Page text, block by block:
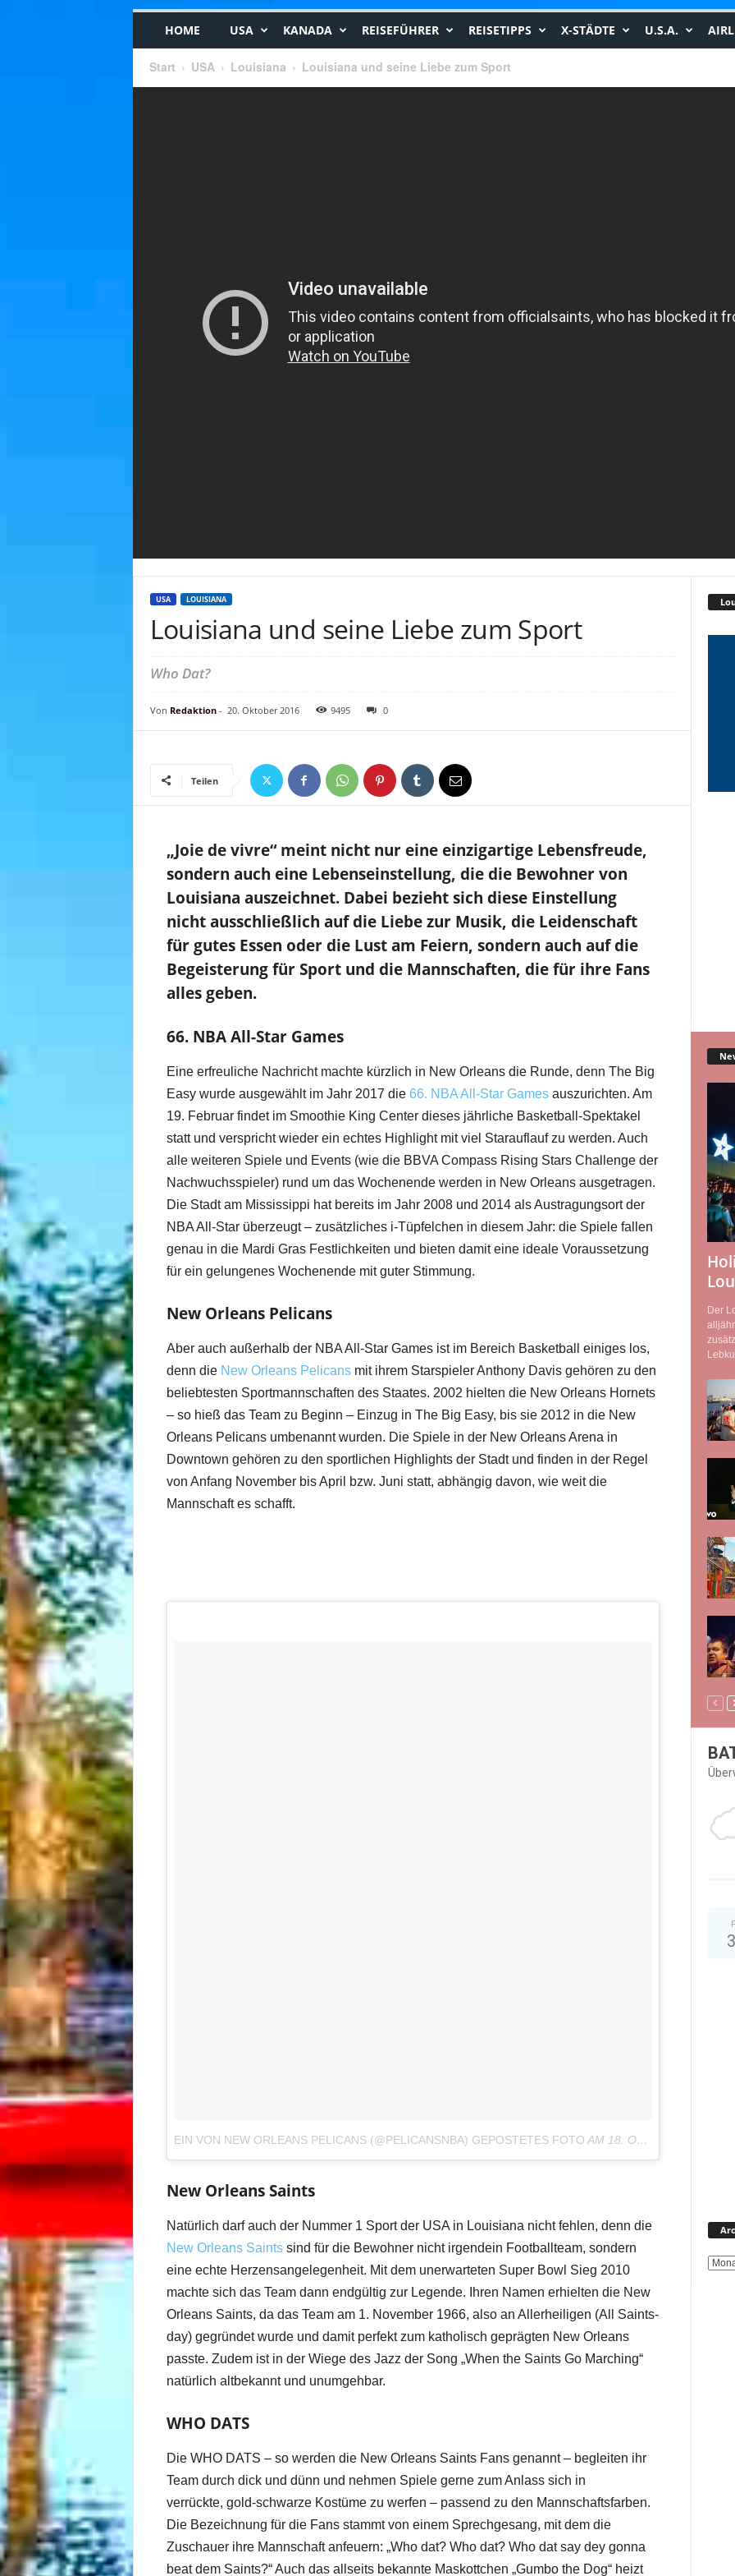
HOME USA KANADA REISEFÜHRER REISETIPPS X-STÄDTE U.S.A.
Start USA Louisiana Louisiana und seine Liebe zum Sport
USA LOUISIANA
Louisiana und seine Liebe zum Sport
Who Dat?
Von Redaktion- 20. Oktober 2016 9495 0
Teilen
„Joie de vivre“ meint nicht nur eine einzigartige Lebensfreude,
sondern auch eine Lebenseinstellung, die die Bewohner von
Louisiana auszeichnet. Dabei bezieht sich diese Einstellung
nicht ausschließlich auf die Liebe zur Musik, die Leidenschaft
für gutes Essen oder die Lust am Feiern, sondern auch auf die
Begeisterung für Sport und die Mannschaften, die für ihre Fans
alles geben.
66. NBA All-Star Games
Eine erfreuliche Nachricht machte kürzlich in New Orleans die Runde, denn The Big
Easy wurde ausgewählt im Jahr 2017 die 66. NBA All-Star Gamesauszurichten. Am
19. Februar findet im Smoothie King Center dieses jährliche Basketball-Spektakel
statt und verspricht wieder ein echtes Highlight mit viel Starauflauf zu werden. Auch
alle weiteren Spiele und Events (wie die BBVA Compass Rising Stars Challenge der
Nachwuchsspieler) rund um das Wochenende werden in New Orleans ausgetragen.
Die Stadt am Mississippi hat bereits im Jahr 2008 und 2014 als Austragungsort der
NBA All-Star überzeugt – zusätzliches i-Tüpfelchen in diesem Jahr: die Spiele fallen
genau in die Mardi Gras Festlichkeiten und bieten damit eine ideale Voraussetzung
für ein gelungenes Wochenende mit guter Stimmung.
New Orleans Pelicans
Aber auch außerhalb der NBA All-Star Games ist im Bereich Basketball einiges los,
denn die New Orleans Pelicansmit ihrem Starspieler Anthony Davis gehören zu den
beliebtesten Sportmannschaften des Staates. 2002 hielten die New Orleans Hornets
– so hieß das Team zu Beginn – Einzug in The Big Easy, bis sie 2012 in die New
Orleans Pelicans umbenannt wurden. Die Spiele in der New Orleans Arena in
Downtown gehören zu den sportlichen Highlights der Stadt und finden in der Regel
von Anfang November bis April bzw. Juni statt, abhängig davon, wie weit die
Mannschaft es schafft.
EIN VON NEW ORLEANS PELICANS (@PELICANSNBA) GEPOSTETES FOTO AM 18. OKT 2016 UM 19:22 UHR
New Orleans Saints
Natürlich darf auch der Nummer 1 Sport der USA in Louisiana nicht fehlen, denn die
New Orleans Saintssind für die Bewohner nicht irgendein Footballteam, sondern
eine echte Herzensangelegenheit. Mit dem unerwarteten Super Bowl Sieg 2010
machte sich das Team dann endgültig zur Legende. Ihren Namen erhielten die New
Orleans Saints, da das Team am 1. November 1966, also an Allerheiligen (All Saints-
day) gegründet wurde und damit perfekt zum katholisch geprägten New Orleans
passte. Zudem ist in der Wiege des Jazz der Song „When the Saints Go Marching“
natürlich altbekannt und unumgehbar.
WHO DATS
Die WHO DATS – so werden die New Orleans Saints Fans genannt – begleiten ihr
Team durch dick und dünn und nehmen Spiele gerne zum Anlass sich in
verrückte, gold-schwarze Kostüme zu werfen – passend zu den Mannschaftsfarben.
Die Bezeichnung für die Fans stammt von einem Sprechgesang, mit dem die
Zuschauer ihre Mannschaft anfeuern: „Who dat? Who dat? Who dat say dey gonna
beat dem Saints?“ Auch das allseits bekannte Maskottchen „Gumbo the Dog“ heizt
Der